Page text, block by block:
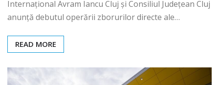
Internațional Avram Iancu Cluj și Consiliul Județean Cluj
anunță debutul operării zborurilor directe ale…
READ MORE